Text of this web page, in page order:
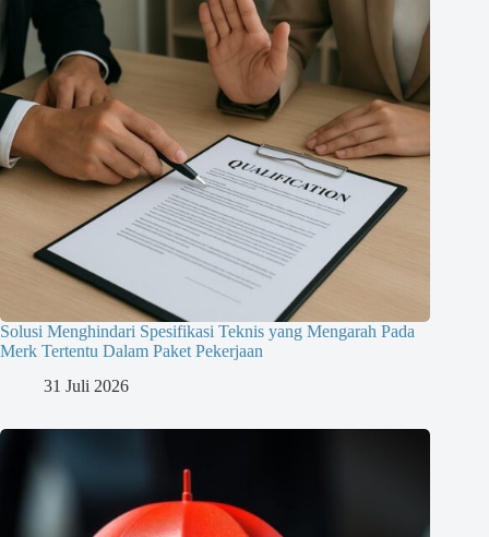
Solusi Menghindari Spesifikasi Teknis yang Mengarah Pada
Merk Tertentu Dalam Paket Pekerjaan
31 Juli 2026